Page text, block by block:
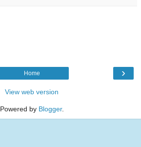
›
Home
View web version
Powered by Blogger.